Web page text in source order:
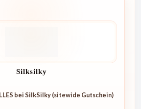
Silksilky
bei SilkSilky (sitewide Gutschein)